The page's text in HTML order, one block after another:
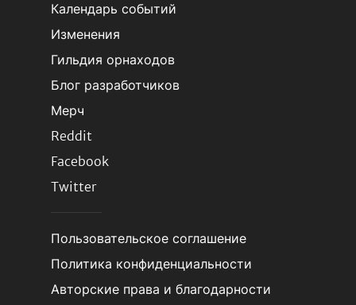
Календарь событий
Изменения
Гильдия орнаходов
Блог разработчиков
Мерч
Reddit
Facebook
Twitter
Пользовательское соглашение
Политика конфиденциальности
Авторские права и благодарности